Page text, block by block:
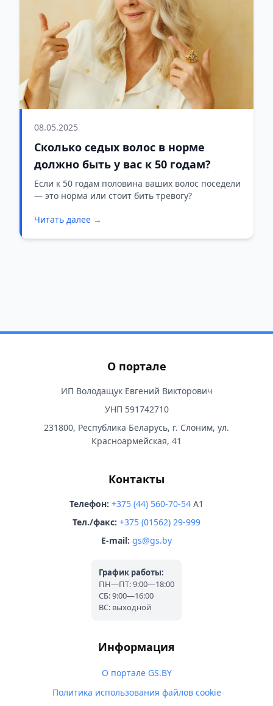
08.05.2025
Сколько седых волос в норме
должно быть у вас к 50 годам?
Если к 50 годам половина ваших волос поседели
— это норма или стоит бить тревогу?
Читать далее →
О портале
ИП Володащук Евгений Викторович
УНП 591742710
231800, Республика Беларусь, г. Слоним, ул.
Красноармейская, 41
Контакты
Телефон: +375 (44) 560-70-54 A1
Тел./факс: +375 (01562) 29-999
E-mail: gs@gs.by
График работы:
ПН—ПТ: 9:00—18:00
СБ: 9:00—16:00
ВС: выходной
Информация
О портале GS.BY
Политика использования файлов cookie